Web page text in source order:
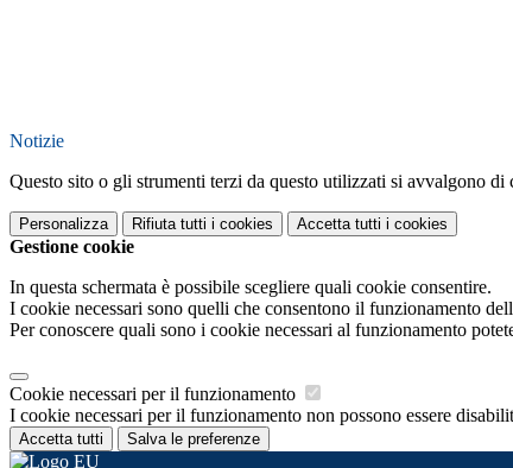
Notizie
Questo sito o gli strumenti terzi da questo utilizzati si avvalgono
Personalizza Rifiuta tutti i cookies Accetta tutti i cookies
Gestione cookie
In questa schermata è possibile scegliere quali cookie consentire.
I cookie necessari sono quelli che consentono il funzionamento
Per conoscere quali sono i cookie necessari al funzionamento
Cookie necessari per il funzionamento
I cookie necessari per il funzionamento non possono essere
Accetta tutti Salva le preferenze